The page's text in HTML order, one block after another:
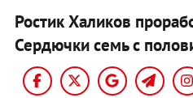
Ростик Халиков
Сердючки семь с